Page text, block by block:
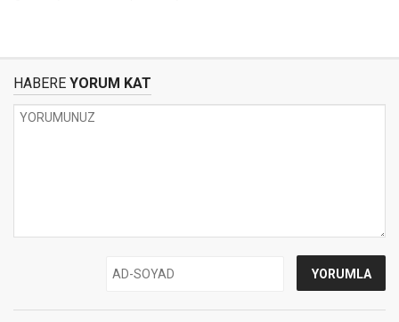
HABERE YORUM KAT